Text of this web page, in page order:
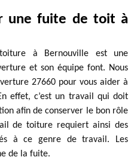
une fuite de toit à
à Bernouville est une
et son équipe font. Nous
27660 pour vous aider à
effet, c’est un travail qui doit
afin de conserver le bon rôle
de toiture requiert ainsi des
à ce genre de travail. Les
de la fuite.